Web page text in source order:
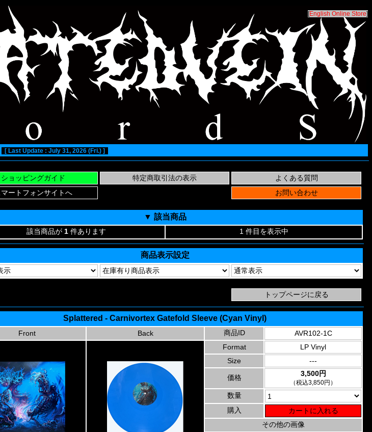
[English Online Store]
[ Last Update : July 31, 2026 (Fri.) ]
▼ 該当商品
該当商品が 1 件あります 1 件目を表示中
商品表示設定
Splattered - Carnivortex Gatefold Sleeve (Cyan Vinyl)
Front Back 商品ID
AVR102-1C
Format
LP Vinyl
Size
---
価格 3,500円
（税込3,850円）
数量
購入
その他の画像